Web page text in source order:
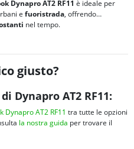
Dynapro AT2 RF11 è ideale per
e fuoristrada, offrendo
nel tempo.
giusto?
Dynapro AT2 RF11:
Dynapro AT2 RF11 tra tutte le opzioni
la nostra guida per trovare il